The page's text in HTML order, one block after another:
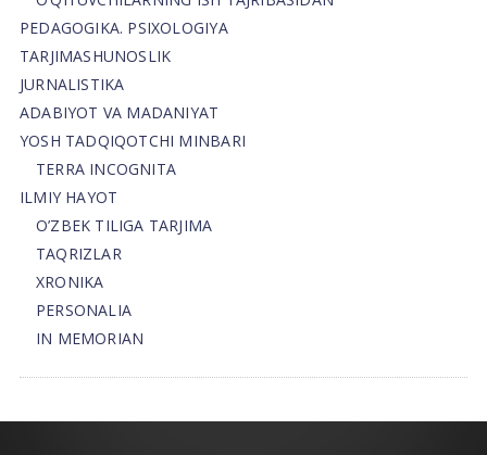
PEDAGOGIKA. PSIXOLOGIYA
TARJIMASHUNOSLIK
JURNALISTIKA
ADABIYOT VA MADANIYAT
YOSH TADQIQOTCHI MINBARI
TERRA INCOGNITA
ILMIY HAYOT
O’ZBEK TILIGA TARJIMA
TAQRIZLAR
XRONIKA
PERSONALIA
IN MEMORIAN